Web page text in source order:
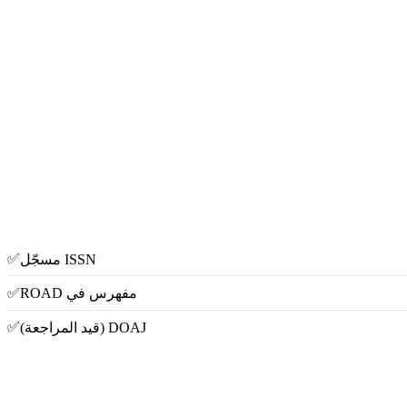
✅ ISSN مسجّل
✅ مفهرس في ROAD
✅ DOAJ (قيد المراجعة)